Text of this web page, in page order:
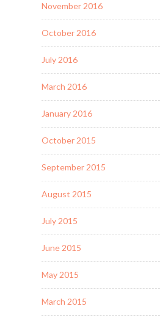
November 2016
October 2016
July 2016
March 2016
January 2016
October 2015
September 2015
August 2015
July 2015
June 2015
May 2015
March 2015